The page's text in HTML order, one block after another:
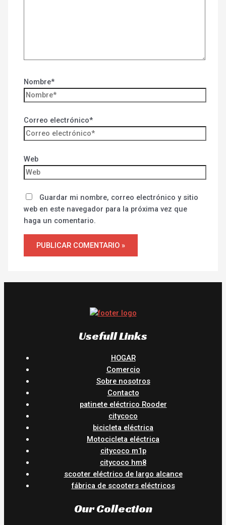
Nombre*
Correo electrónico*
Web
Guardar mi nombre, correo electrónico y sitio
web en este navegador para la próxima vez que
haga un comentario.
Usefull Links
HOGAR
Comercio
Sobre nosotros
Contacto
patinete eléctrico Rooder
citycoco
bicicleta eléctrica
Motocicleta eléctrica
citycoco m1p
citycoco hm8
scooter eléctrico de largo alcance
fábrica de scooters eléctricos
Our Collection